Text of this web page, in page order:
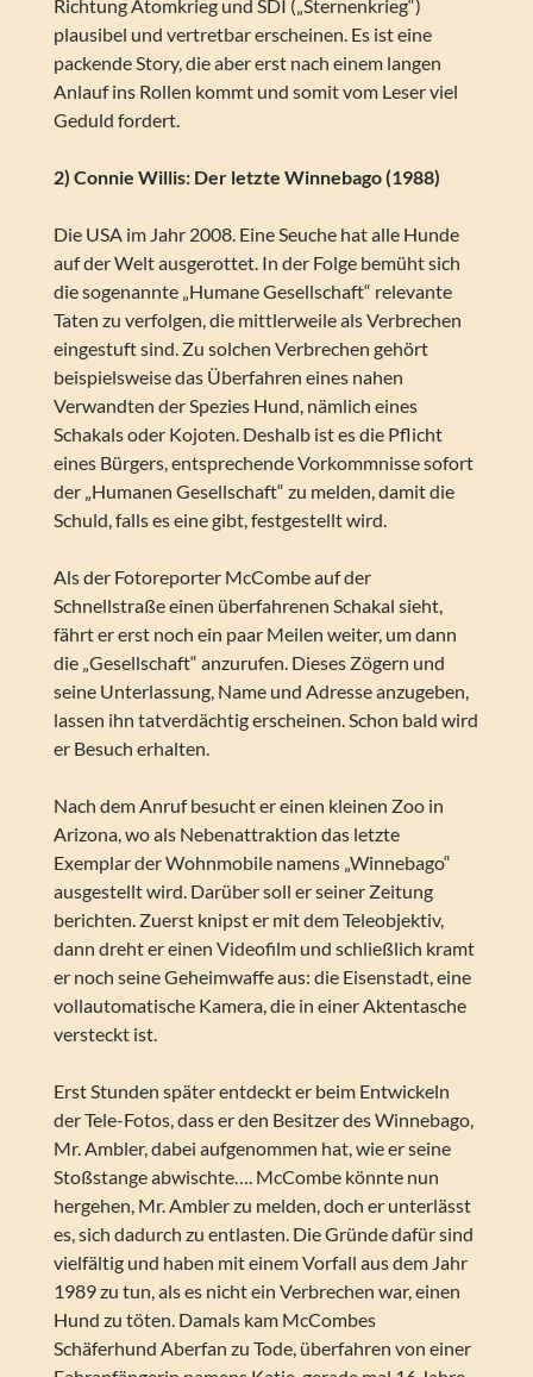
Richtung Atomkrieg und SDI („Sternenkrieg“)
plausibel und vertretbar erscheinen. Es ist eine
packende Story, die aber erst nach einem langen
Anlauf ins Rollen kommt und somit vom Leser viel
Geduld fordert.
2) Connie Willis: Der letzte Winnebago (1988)
Die USA im Jahr 2008. Eine Seuche hat alle Hunde
auf der Welt ausgerottet. In der Folge bemüht sich
die sogenannte „Humane Gesellschaft“ relevante
Taten zu verfolgen, die mittlerweile als Verbrechen
eingestuft sind. Zu solchen Verbrechen gehört
beispielsweise das Überfahren eines nahen
Verwandten der Spezies Hund, nämlich eines
Schakals oder Kojoten. Deshalb ist es die Pflicht
eines Bürgers, entsprechende Vorkommnisse sofort
der „Humanen Gesellschaft“ zu melden, damit die
Schuld, falls es eine gibt, festgestellt wird.
Als der Fotoreporter McCombe auf der
Schnellstraße einen überfahrenen Schakal sieht,
fährt er erst noch ein paar Meilen weiter, um dann
die „Gesellschaft“ anzurufen. Dieses Zögern und
seine Unterlassung, Name und Adresse anzugeben,
lassen ihn tatverdächtig erscheinen. Schon bald wird
er Besuch erhalten.
Nach dem Anruf besucht er einen kleinen Zoo in
Arizona, wo als Nebenattraktion das letzte
Exemplar der Wohnmobile namens „Winnebago“
ausgestellt wird. Darüber soll er seiner Zeitung
berichten. Zuerst knipst er mit dem Teleobjektiv,
dann dreht er einen Videofilm und schließlich kramt
er noch seine Geheimwaffe aus: die Eisenstadt, eine
vollautomatische Kamera, die in einer Aktentasche
versteckt ist.
Erst Stunden später entdeckt er beim Entwickeln
der Tele-Fotos, dass er den Besitzer des Winnebago,
Mr. Ambler, dabei aufgenommen hat, wie er seine
Stoßstange abwischte…. McCombe könnte nun
hergehen, Mr. Ambler zu melden, doch er unterlässt
es, sich dadurch zu entlasten. Die Gründe dafür sind
vielfältig und haben mit einem Vorfall aus dem Jahr
1989 zu tun, als es nicht ein Verbrechen war, einen
Hund zu töten. Damals kam McCombes
Schäferhund Aberfan zu Tode, überfahren von einer